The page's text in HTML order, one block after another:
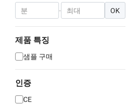
- OK
제품 특징
샘플 구매
인증
CE